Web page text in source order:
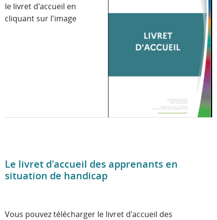
le livret d'accueil en
cliquant sur l'image
Le livret d'accueil des apprenants en
situation de handicap
Vous pouvez télécharger le livret d'accueil des